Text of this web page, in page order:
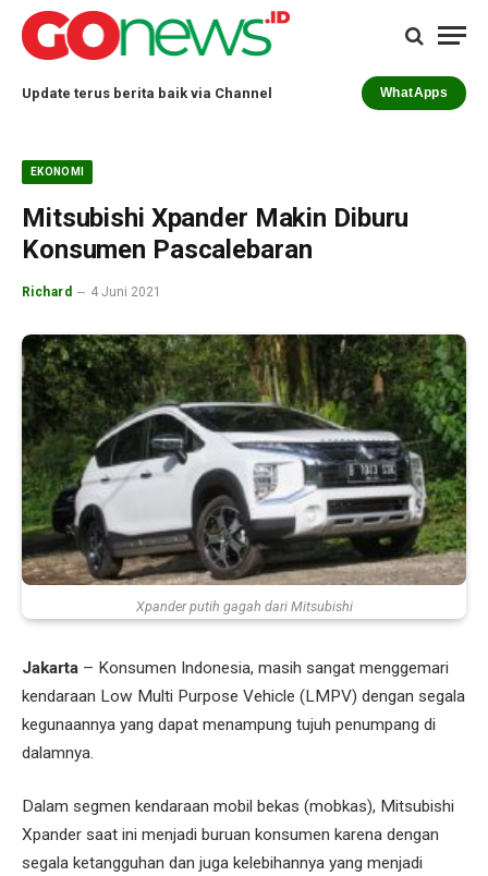
Update terus berita baik via Channel WhatApps
EKONOMI
Mitsubishi Xpander Makin Diburu
Konsumen Pascalebaran
Richard 4 Juni 2021
Xpander putih gagah dari Mitsubishi
Jakarta – Konsumen Indonesia, masih sangat menggemari
kendaraan Low Multi Purpose Vehicle (LMPV) dengan segala
kegunaannya yang dapat menampung tujuh penumpang di
dalamnya.
Dalam segmen kendaraan mobil bekas (mobkas), Mitsubishi
Xpander saat ini menjadi buruan konsumen karena dengan
segala ketangguhan dan juga kelebihannya yang menjadi